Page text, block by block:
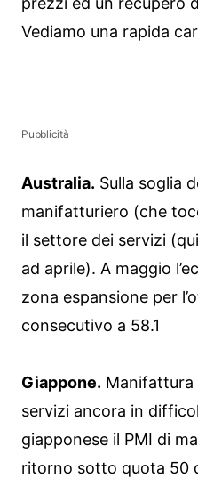
Vediamo una rapida
Pubblicità
Australia. Sulla soglia
manifatturiero (che
il settore dei servizi
ad aprile). A maggio
zona espansione per
consecutivo a 58.1
Giappone. Manifattura
servizi ancora in
giapponese il PMI di
ritorno sotto quota 50